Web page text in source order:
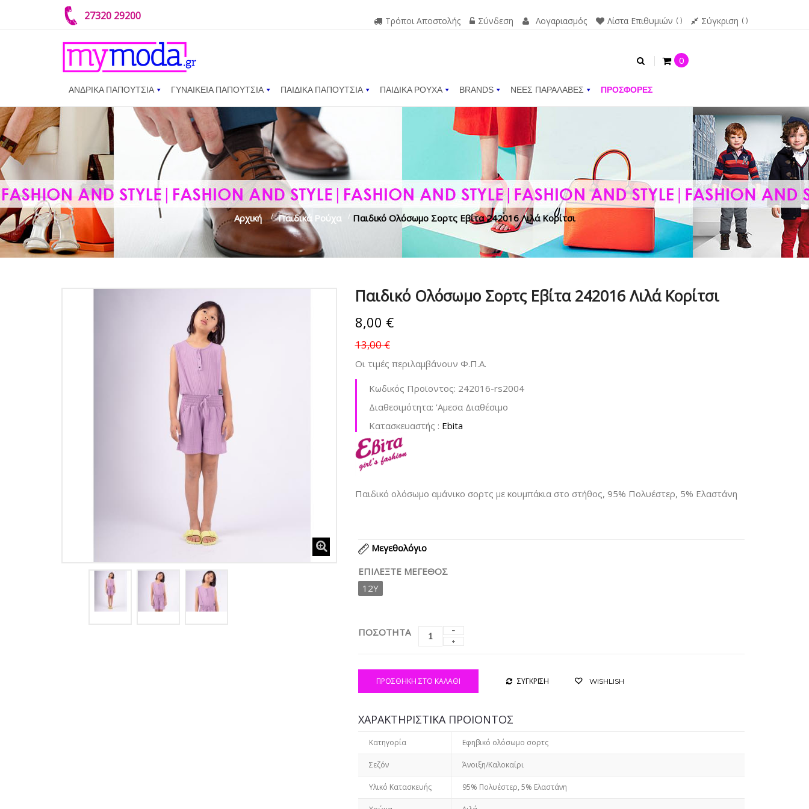
27320 29200 Τρόποι Αποστολής Σύνδεση Λογαριασμός Λίστα Επιθυμιών Σύγκριση
0
ΑΝΔΡΙΚΑ ΠΑΠΟΥΤΣΙΑ ΓΥΝΑΙΚΕΙΑ ΠΑΠΟΥΤΣΙΑ ΠΑΙΔΙΚΑ ΠΑΠΟΥΤΣΙΑ ΠΑΙΔΙΚΑ ΡΟΥΧΑ BRANDS ΝΕΕΣ ΠΑΡΑΛΑΒΕΣ ΠΡΟΣΦΟΡΕΣ
Αρχική > Παιδικά Ρούχα > Παιδικό Ολόσωμο Σορτς Εβίτα 242016 Λιλά Κορίτσι
Παιδικό Ολόσωμο Σορτς Εβίτα 242016 Λιλά Κορίτσι
8,00 €
13,00 €
Οι τιμές περιλαμβάνουν Φ.Π.Α.
Κωδικός Προϊοντος: 242016-rs2004
Διαθεσιμότητα: 'Aμεσα Διαθέσιμο
Kατασκευαστής : Ebita
Παιδικό ολόσωμο αμάνικο σορτς με κουμπάκια στο στήθος, 95% Πολυέστερ, 5% Ελαστάνη
Μεγεθολόγιο
ΕΠΙΛΈΞΤΕ ΜΈΓΕΘΟΣ
12Y
ΠΟΣΟΤΗΤΑ
ΠΡΟΣΘΉΚΗ ΣΤΟ ΚΑΛΆΘΙ ΣΥΓΚΡΙΣΗ WISHLISH
ΧΑΡΑΚΤΗΡΙΣΤΙΚΑ ΠΡΟΙΟΝΤΟΣ
Κατηγορία Εφηβικό ολόσωμο σορτς
Σεζόν Άνοιξη/Καλοκαίρι
Υλικό Κατασκευής 95% Πολυέστερ, 5% Ελαστάνη